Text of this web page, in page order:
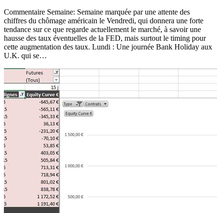
Commentaire Semaine: Semaine marquée par une attente des
chiffres du chômage américain le Vendredi, qui donnera une forte
tendance sur ce que regarde actuellement le marché, à savoir une
hausse des taux éventuelles de la FED, mais surtout le timing pour
cette augmentation des taux. Lundi : Une journée Bank Holiday aux
U.K. qui se…